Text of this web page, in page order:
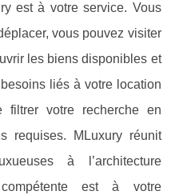
est à votre service. Vous
vous pouvez visiter
les biens disponibles et
liés à votre location
votre recherche en
requises. MLuxury réunit
à l’architecture
compétente est à votre